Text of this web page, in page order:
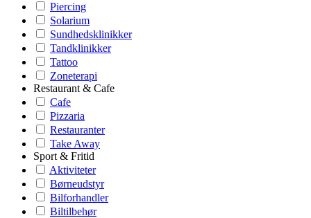
Piercing
Solarium
Sundhedsklinikker
Tandklinikker
Tattoo
Zoneterapi
Restaurant & Cafe
Cafe
Pizzaria
Restauranter
Take Away
Sport & Fritid
Aktiviteter
Børneudstyr
Bilforhandler
Biltilbehør